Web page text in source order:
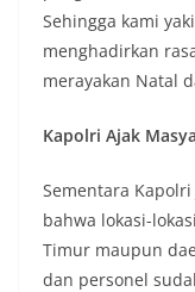
Sehingga kami
menghadirkan
merayakan Natal
Kapolri Ajak
Sementara
bahwa lokasi-
Timur maupun
dan personel